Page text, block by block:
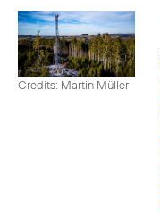
Credits: Martin Müller